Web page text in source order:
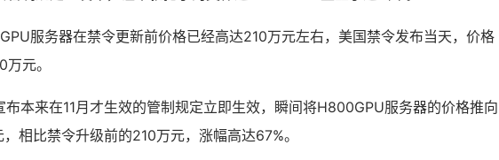
服务器在禁令更新前价格已经高达210万元左右，美国禁令发布当天，价格
元。
本来在11月才生效的管制规定立即生效，瞬间将H800GPU服务器的价格推向
相比禁令升级前的210万元，涨幅高达67%。